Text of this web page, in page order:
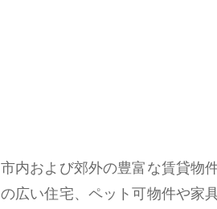
市内および郊外の豊富な賃貸物
の広い住宅、ペット可物件や家